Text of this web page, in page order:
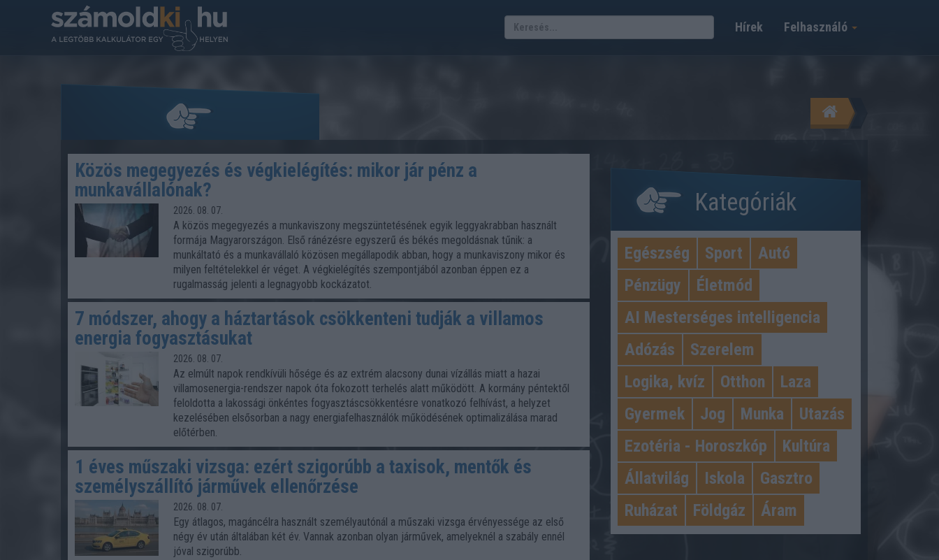
Felhasználó
Hírek
Közös megegyezés és végkielégítés: mikor jár pénz a
munkavállalónak?
2026. 08. 07.
A közös megegyezés a munkaviszony megszüntetésének egyik leggyakrabban használt
formája Magyarországon. Első ránézésre egyszerű és békés megoldásnak tűnik: a
munkáltató és a munkavállaló közösen megállapodik abban, hogy a munkaviszony mikor és
milyen feltételekkel ér véget. A végkielégítés szempontjából azonban éppen ez a
rugalmasság jelenti a legnagyobb kockázatot.
7 módszer, ahogy a háztartások csökkenteni tudják a villamos
energia fogyasztásukat
2026. 08. 07.
Az elmúlt napok rendkívüli hősége és az extrém alacsony dunai vízállás miatt a hazai
villamosenergia-rendszer napok óta fokozott terhelés alatt működött. A kormány péntektől
feloldotta a lakossági önkéntes fogyasztáscsökkentésre vonatkozó felhívást, a helyzet
kezelésében elsősorban a nagy energiafelhasználók működésének optimalizálása marad
előtérben.
1 éves műszaki vizsga: ezért szigorúbb a taxisok, mentők és
személyszállító járművek ellenőrzése
2026. 08. 07.
Egy átlagos, magáncélra használt személyautónál a műszaki vizsga érvényessége az első
négy év után általában két év. Vannak azonban olyan járművek, amelyeknél a szabály ennél
jóval szigorúbb.
Kategóriák
Egészség Sport
Autó
Pénzügy
Életmód
AI Mesterséges intelligencia
Adózás
Szerelem
Logika, kvíz
Otthon
Laza
Gyermek
Jog Munka
Utazás
Ezotéria - Horoszkóp
Kultúra
Állatvilág
Iskola
Gasztro
Ruházat
Földgáz Áram